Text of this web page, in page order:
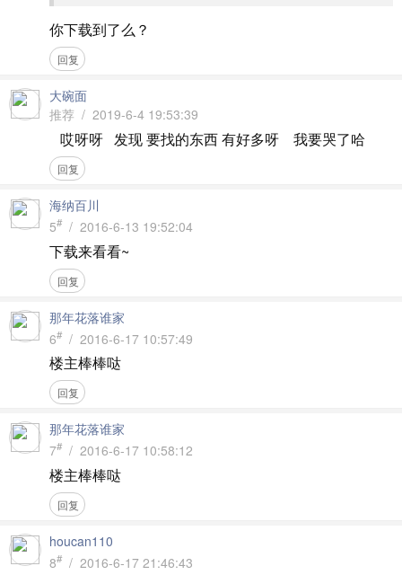
你下载到了么？
回复
大碗面
推荐 / 2019-6-4 19:53:39
哎呀呀 发现 要找的东西 有好多呀 我要哭了哈
回复
海纳百川
5# / 2016-6-13 19:52:04
下载来看看~
回复
那年花落谁家
6# / 2016-6-17 10:57:49
楼主棒棒哒
回复
那年花落谁家
7# / 2016-6-17 10:58:12
楼主棒棒哒
回复
houcan110
8# / 2016-6-17 21:46:43